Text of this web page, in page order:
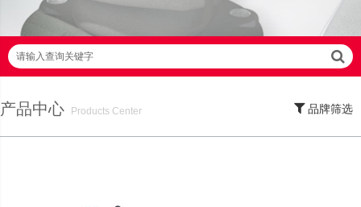
请输入查询关键字
产品中心
Products Center
品牌筛选